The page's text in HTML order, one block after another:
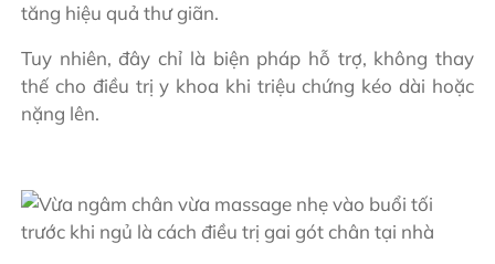
tăng hiệu quả thư giãn.
Tuy nhiên, đây chỉ là biện pháp hỗ trợ, không thay
thế cho điều trị y khoa khi triệu chứng kéo dài hoặc
nặng lên.